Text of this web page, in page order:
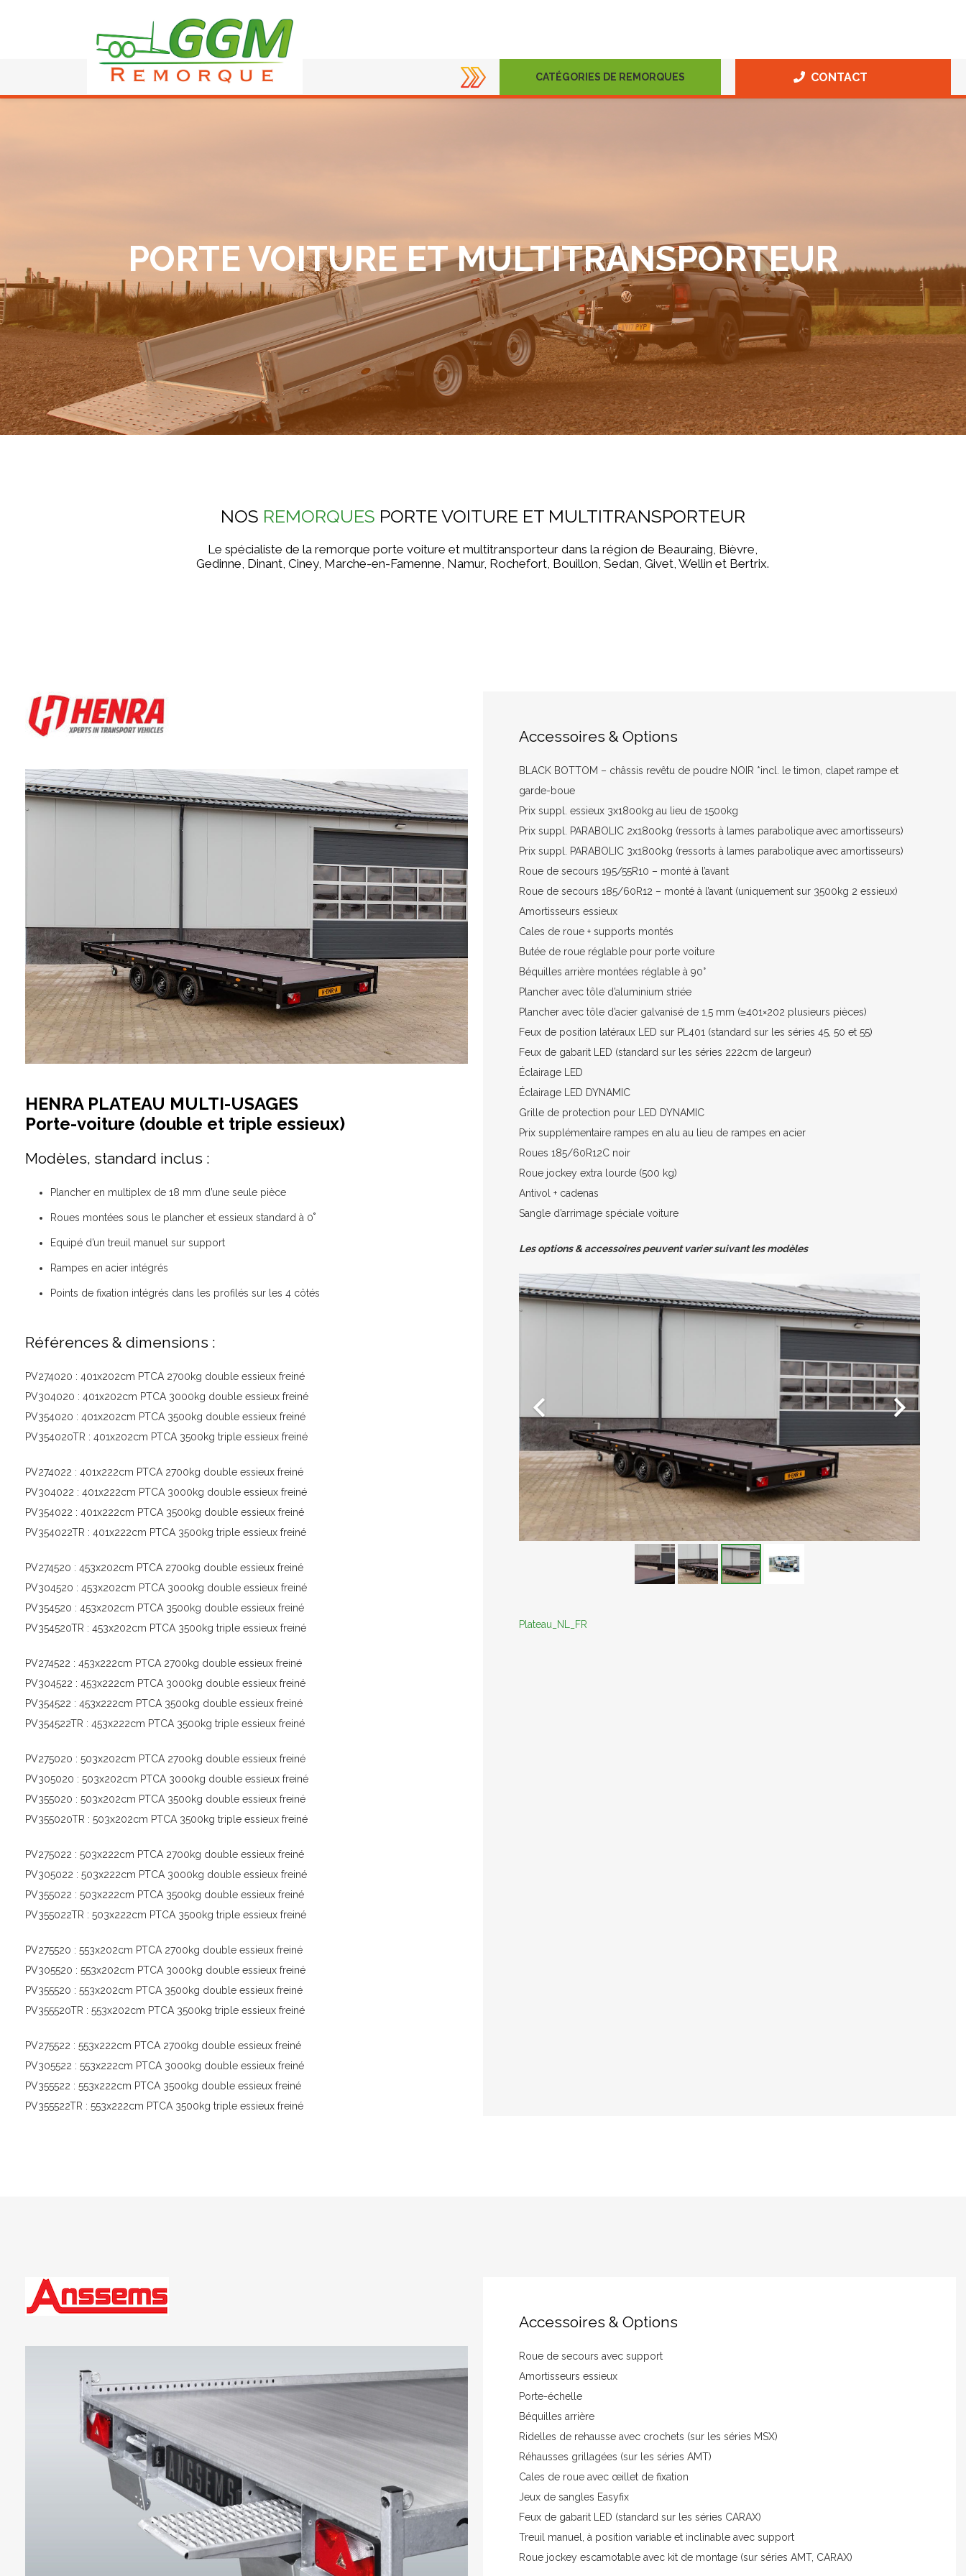
CATÉGORIES DE REMORQUES CONTACT
PORTE VOITURE ET MULTITRANSPORTEUR
NOS REMORQUES PORTE VOITURE ET MULTITRANSPORTEUR
Le spécialiste de la remorque porte voiture et multitransporteur dans la région de Beauraing, Bièvre,
Gedinne, Dinant, Ciney, Marche-en-Famenne, Namur, Rochefort, Bouillon, Sedan, Givet, Wellin et Bertrix.
HENRA PLATEAU MULTI-USAGES
Porte-voiture (double et triple essieux)
Modèles, standard inclus :
Plancher en multiplex de 18 mm d’une seule pièce
Roues montées sous le plancher et essieux standard à 0˚
Equipé d’un treuil manuel sur support
Rampes en acier intégrés
Points de fixation intégrés dans les profilés sur les 4 côtés
Références & dimensions :
PV274020 : 401x202cm PTCA 2700kg double essieux freiné
PV304020 : 401x202cm PTCA 3000kg double essieux freiné
PV354020 : 401x202cm PTCA 3500kg double essieux freiné
PV354020TR : 401x202cm PTCA 3500kg triple essieux freiné
PV274022 : 401x222cm PTCA 2700kg double essieux freiné
PV304022 : 401x222cm PTCA 3000kg double essieux freiné
PV354022 : 401x222cm PTCA 3500kg double essieux freiné
PV354022TR : 401x222cm PTCA 3500kg triple essieux freiné
PV274520 : 453x202cm PTCA 2700kg double essieux freiné
PV304520 : 453x202cm PTCA 3000kg double essieux freiné
PV354520 : 453x202cm PTCA 3500kg double essieux freiné
PV354520TR : 453x202cm PTCA 3500kg triple essieux freiné
PV274522 : 453x222cm PTCA 2700kg double essieux freiné
PV304522 : 453x222cm PTCA 3000kg double essieux freiné
PV354522 : 453x222cm PTCA 3500kg double essieux freiné
PV354522TR : 453x222cm PTCA 3500kg triple essieux freiné
PV275020 : 503x202cm PTCA 2700kg double essieux freiné
PV305020 : 503x202cm PTCA 3000kg double essieux freiné
PV355020 : 503x202cm PTCA 3500kg double essieux freiné
PV355020TR : 503x202cm PTCA 3500kg triple essieux freiné
PV275022 : 503x222cm PTCA 2700kg double essieux freiné
PV305022 : 503x222cm PTCA 3000kg double essieux freiné
PV355022 : 503x222cm PTCA 3500kg double essieux freiné
PV355022TR : 503x222cm PTCA 3500kg triple essieux freiné
PV275520 : 553x202cm PTCA 2700kg double essieux freiné
PV305520 : 553x202cm PTCA 3000kg double essieux freiné
PV355520 : 553x202cm PTCA 3500kg double essieux freiné
PV355520TR : 553x202cm PTCA 3500kg triple essieux freiné
PV275522 : 553x222cm PTCA 2700kg double essieux freiné
PV305522 : 553x222cm PTCA 3000kg double essieux freiné
PV355522 : 553x222cm PTCA 3500kg double essieux freiné
PV355522TR : 553x222cm PTCA 3500kg triple essieux freiné
Accessoires & Options
BLACK BOTTOM – châssis revêtu de poudre NOIR *incl. le timon, clapet rampe et
garde-boue
Prix suppl. essieux 3x1800kg au lieu de 1500kg
Prix suppl. PARABOLIC 2x1800kg (ressorts à lames parabolique avec amortisseurs)
Prix suppl. PARABOLIC 3x1800kg (ressorts à lames parabolique avec amortisseurs)
Roue de secours 195/55R10 – monté à l’avant
Roue de secours 185/60R12 – monté à l’avant (uniquement sur 3500kg 2 essieux)
Amortisseurs essieux
Cales de roue + supports montés
Butée de roue réglable pour porte voiture
Béquilles arrière montées réglable à 90°
Plancher avec tôle d’aluminium striée
Plancher avec tôle d’acier galvanisé de 1,5 mm (≥401×202 plusieurs pièces)
Feux de position latéraux LED sur PL401 (standard sur les séries 45, 50 et 55)
Feux de gabarit LED (standard sur les séries 222cm de largeur)
Éclairage LED
Éclairage LED DYNAMIC
Grille de protection pour LED DYNAMIC
Prix supplémentaire rampes en alu au lieu de rampes en acier
Roues 185/60R12C noir
Roue jockey extra lourde (500 kg)
Antivol + cadenas
Sangle d’arrimage spéciale voiture
Les options & accessoires peuvent varier suivant les modèles
Plateau_NL_FR
Accessoires & Options
Roue de secours avec support
Amortisseurs essieux
Porte-échelle
Béquilles arrière
Ridelles de rehausse avec crochets (sur les séries MSX)
Réhausses grillagées (sur les séries AMT)
Cales de roue avec œillet de fixation
Jeux de sangles Easyfix
Feux de gabarit LED (standard sur les séries CARAX)
Treuil manuel, à position variable et inclinable avec support
Roue jockey escamotable avec kit de montage (sur séries AMT, CARAX)